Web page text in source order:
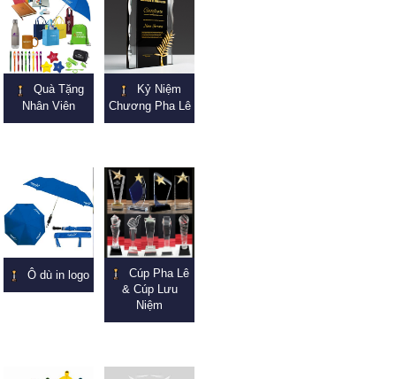
Quà Tặng
Nhân Viên
Kỷ Niệm
Chương Pha Lê
Ô dù in logo
Cúp Pha Lê
& Cúp Lưu
Niệm